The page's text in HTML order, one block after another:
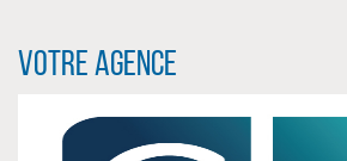
Votre agence